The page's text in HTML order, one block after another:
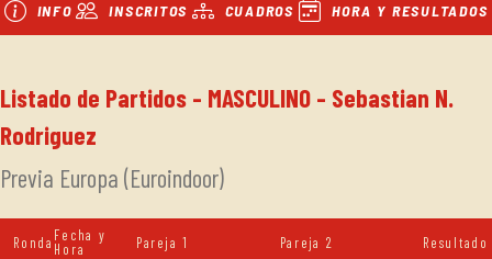
INFO INSCRITOS CUADROS HORA Y RESULTADOS
Listado de Partidos - MASCULINO - Sebastian N.
Rodriguez
Previa Europa (Euroindoor)
Ronda Fecha y
Hora
Pareja 1 Pareja 2 Resultado